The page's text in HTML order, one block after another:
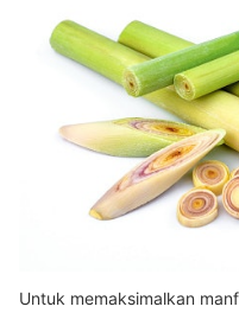
Untuk memaksimalkan